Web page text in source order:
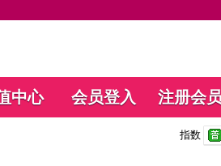
中心 会员登入 注册会员
指数